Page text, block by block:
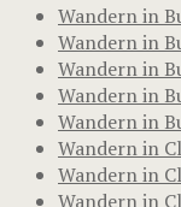
Wandern in
Wandern in
Wandern in
Wandern in
Wandern in
Wandern in
Wandern in
Wandern in